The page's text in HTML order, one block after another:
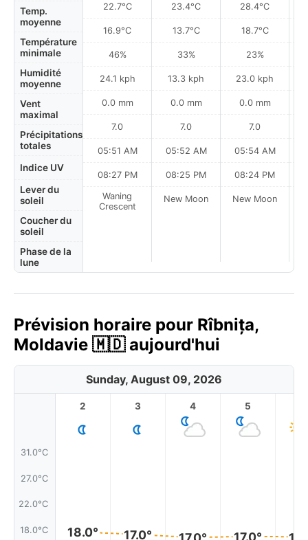
Temp.
moyenne
Température
minimale
Humidité
moyenne
Vent
maximal
Précipitations
totales
Indice UV
Lever du
soleil
Coucher du
soleil
Phase de la
lune
22.7°C
16.9°C
46%
24.1 kph
0.0 mm
7.0
05:51 AM
08:27 PM
Waning
Crescent
23.4°C
13.7°C
33%
13.3 kph
0.0 mm
7.0
05:52 AM
08:25 PM
New Moon
28.4°C
18.7°C
23%
23.0 kph
0.0 mm
7.0
05:54 AM
08:24 PM
New Moon
Prévision horaire pour Rîbnița,
Moldavie 🇲🇩 aujourd'hui
Sunday, August 09, 2026
31.0°C
27.0°C
22.0°C
18.0°C
2
18.0°
3
17.0°
4 5
17.0°